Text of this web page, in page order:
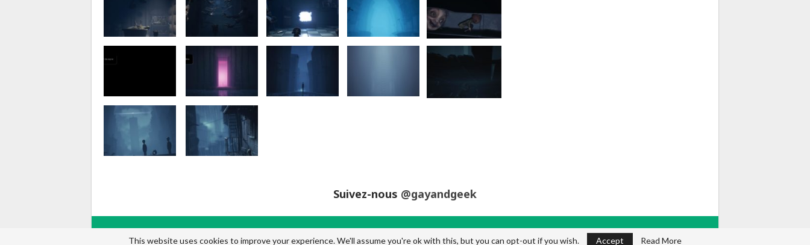
Suivez-nous @gayandgeek
This website uses cookies to improve your experience. We'll assume you're ok with this, but you can opt-out if you wish. Accept Read More